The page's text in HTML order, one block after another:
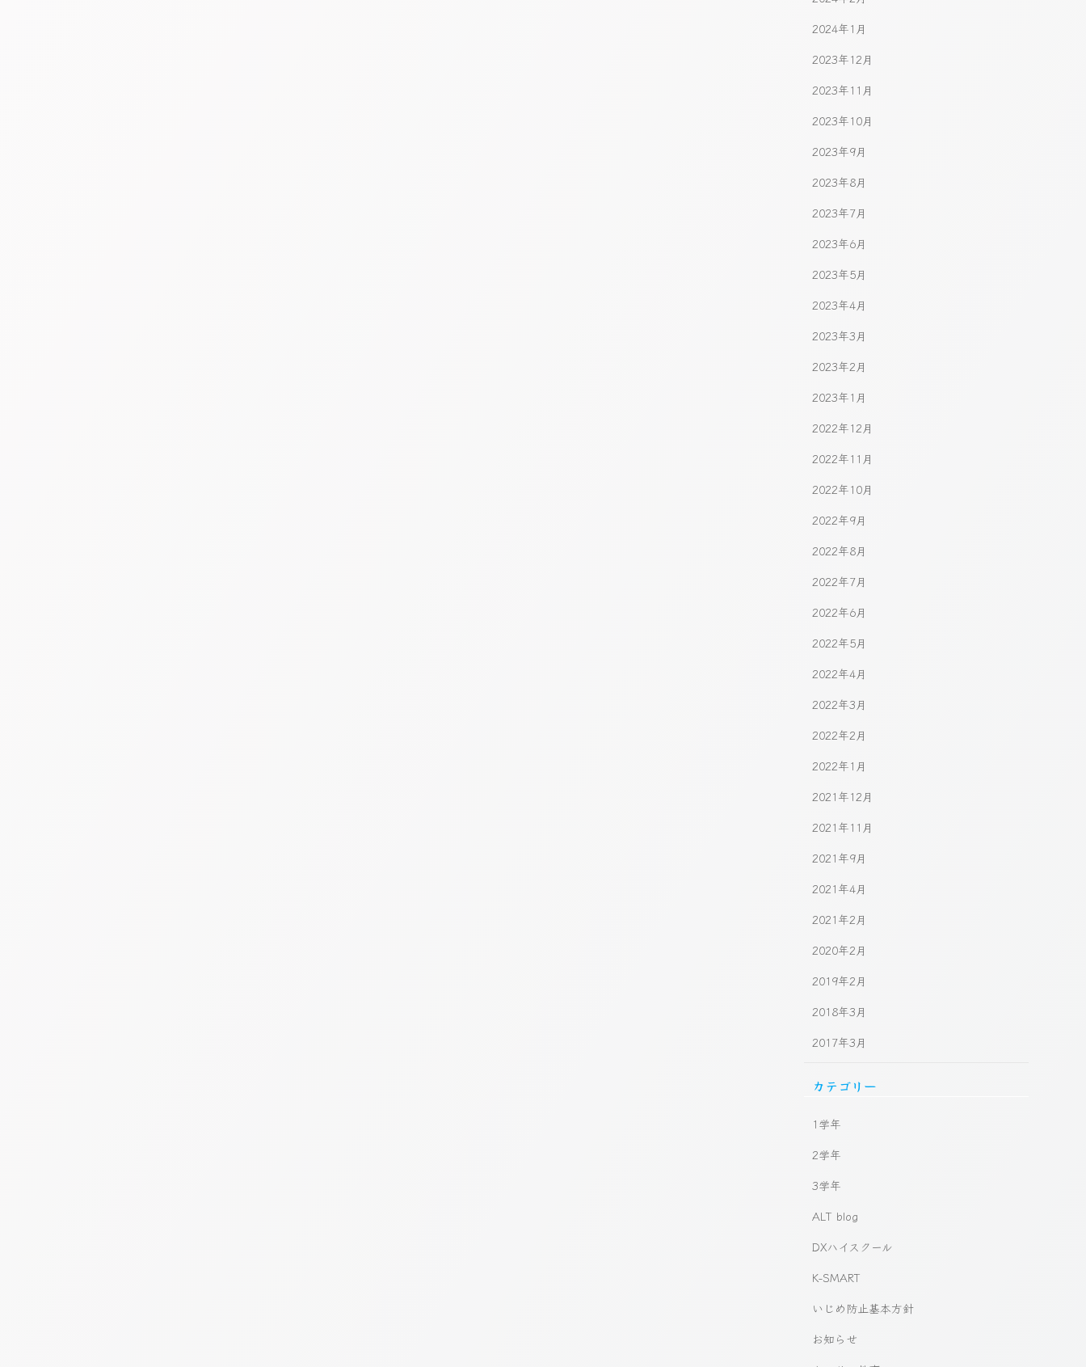
2024年1月
2023年12月
2023年11月
2023年10月
2023年9月
2023年8月
2023年7月
2023年6月
2023年5月
2023年4月
2023年3月
2023年2月
2023年1月
2022年12月
2022年11月
2022年10月
2022年9月
2022年8月
2022年7月
2022年6月
2022年5月
2022年4月
2022年3月
2022年2月
2022年1月
2021年12月
2021年11月
2021年9月
2021年4月
2021年2月
2020年2月
2019年2月
2018年3月
2017年3月
カテゴリー
1学年
2学年
3学年
ALT blog
DXハイスクール
K-SMART
いじめ防止基本方針
お知らせ